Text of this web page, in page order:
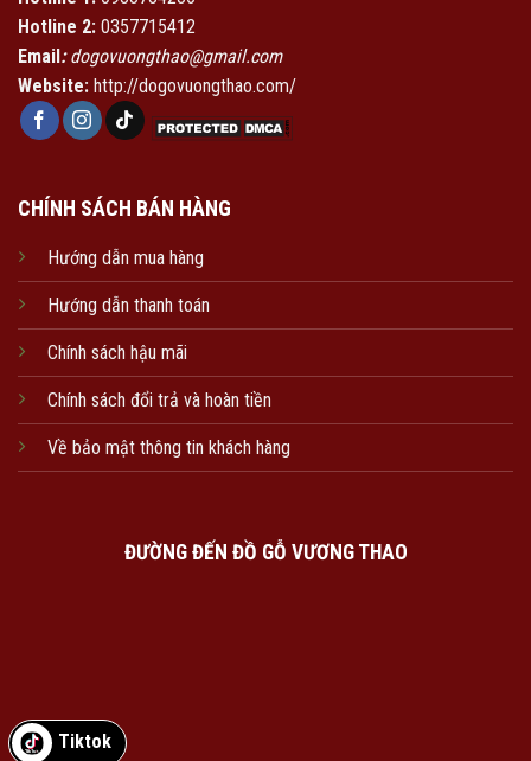
Hotline 2: 0357715412
Email :dogovuongthao@gmail.com
Website: http://dogovuongthao.com/
CHÍNH SÁCH BÁN HÀNG
Hướng dẫn mua hàng
Hướng dẫn thanh toán
Chính sách hậu mãi
Chính sách đổi trả và hoàn tiền
Về bảo mật thông tin khách hàng
ĐƯỜNG ĐẾN ĐỒ GỖ VƯƠNG THAO
Tiktok